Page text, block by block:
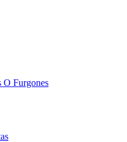
O Furgones